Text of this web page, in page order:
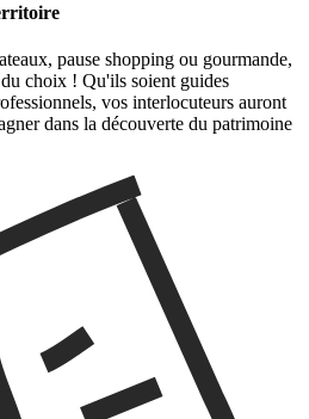
pause shopping ou gourmande,
du choix ! Qu'ils soient guides
vos interlocuteurs auront
dans la découverte du patrimoine